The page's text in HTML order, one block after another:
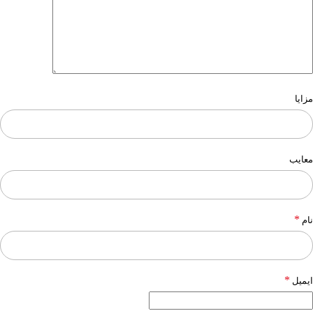
مزایا
معایب
نام *
ایمیل *